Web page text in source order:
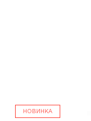
НОВИНКА